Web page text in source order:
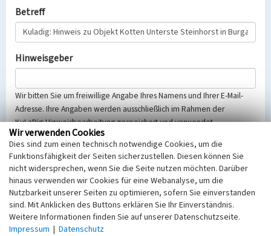
Betreff
Hinweisgeber
Wir bitten Sie um freiwillige Angabe Ihres Namens und Ihrer E-Mail-
Adresse. Ihre Angaben werden ausschließlich im Rahmen der
KuLaDig-Hinweisbearbeitung gespeichert und verwendet.
Selbstverständlich werden diese entsprechend der Vorschriften des
Telemediengesetzes, des Datenschutzgesetzes NRW und der seit
dem 25.05.2018 gültigen Europäischen Datenschutzgrundverordnung
(EU-DSGVO) vertraulich behandelt, beachten Sie bitte unsere
Hinweise zumDatenschutz
Nachricht
Wir verwenden Cookies
Dies sind zum einen technisch notwendige Cookies, um die
Funktionsfähigkeit der Seiten sicherzustellen. Diesen können Sie
nicht widersprechen, wenn Sie die Seite nutzen möchten. Darüber
hinaus verwenden wir Cookies für eine Webanalyse, um die
Nutzbarkeit unserer Seiten zu optimieren, sofern Sie einverstanden
sind. Mit Anklicken des Buttons erklären Sie Ihr Einverständnis.
Weitere Informationen finden Sie auf unserer Datenschutzseite.
Impressum | Datenschutz